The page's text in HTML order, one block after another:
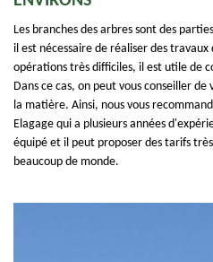
Les branches des arbres sont des
il est nécessaire de réaliser des
opérations très difficiles, il est utile de
Dans ce cas, on peut vous conseiller
la matière. Ainsi, nous vous
Elagage qui a plusieurs années
équipé et il peut proposer des tarifs
beaucoup de monde.